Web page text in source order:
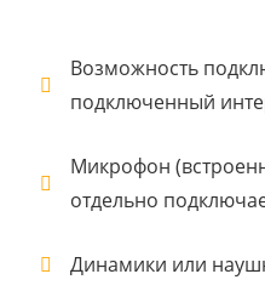
Возможность
подключенный
Микрофон
отдельно
Динамики или